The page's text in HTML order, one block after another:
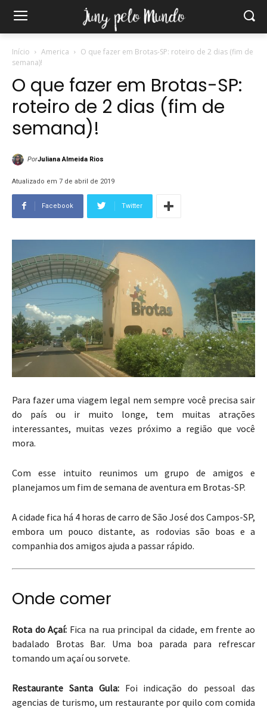
Início America
O que fazer em Brotas-SP: roteiro de 2 dias (fim de
semana)!
O que fazer em Brotas-SP:
roteiro de 2 dias (fim de
semana)!
PorJuliana Almeida Rios
Atualizado em 7 de abril de 2019
Facebook Twitter
Para fazer uma viagem legal nem sempre você precisa sair
do país ou ir muito longe, tem muitas atrações
interessantes, muitas vezes próximo a região que você
mora.
Com esse intuito reunimos um grupo de amigos e
planejamos um fim de semana de aventura em Brotas-SP.
A cidade fica há 4 horas de carro de São José dos Campos-SP,
embora um pouco distante, as rodovias são boas e a
companhia dos amigos ajuda a passar rápido.
Onde comer
Rota do Açaí: Fica na rua principal da cidade, em frente ao
badalado Brotas Bar. Uma boa parada para refrescar
tomando um açaí ou sorvete.
Restaurante Santa Gula:Foi indicação do pessoal das
agencias de turismo, um restaurante por quilo com comida